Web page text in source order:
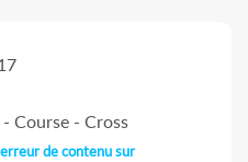
Course - Cross
de contenu sur